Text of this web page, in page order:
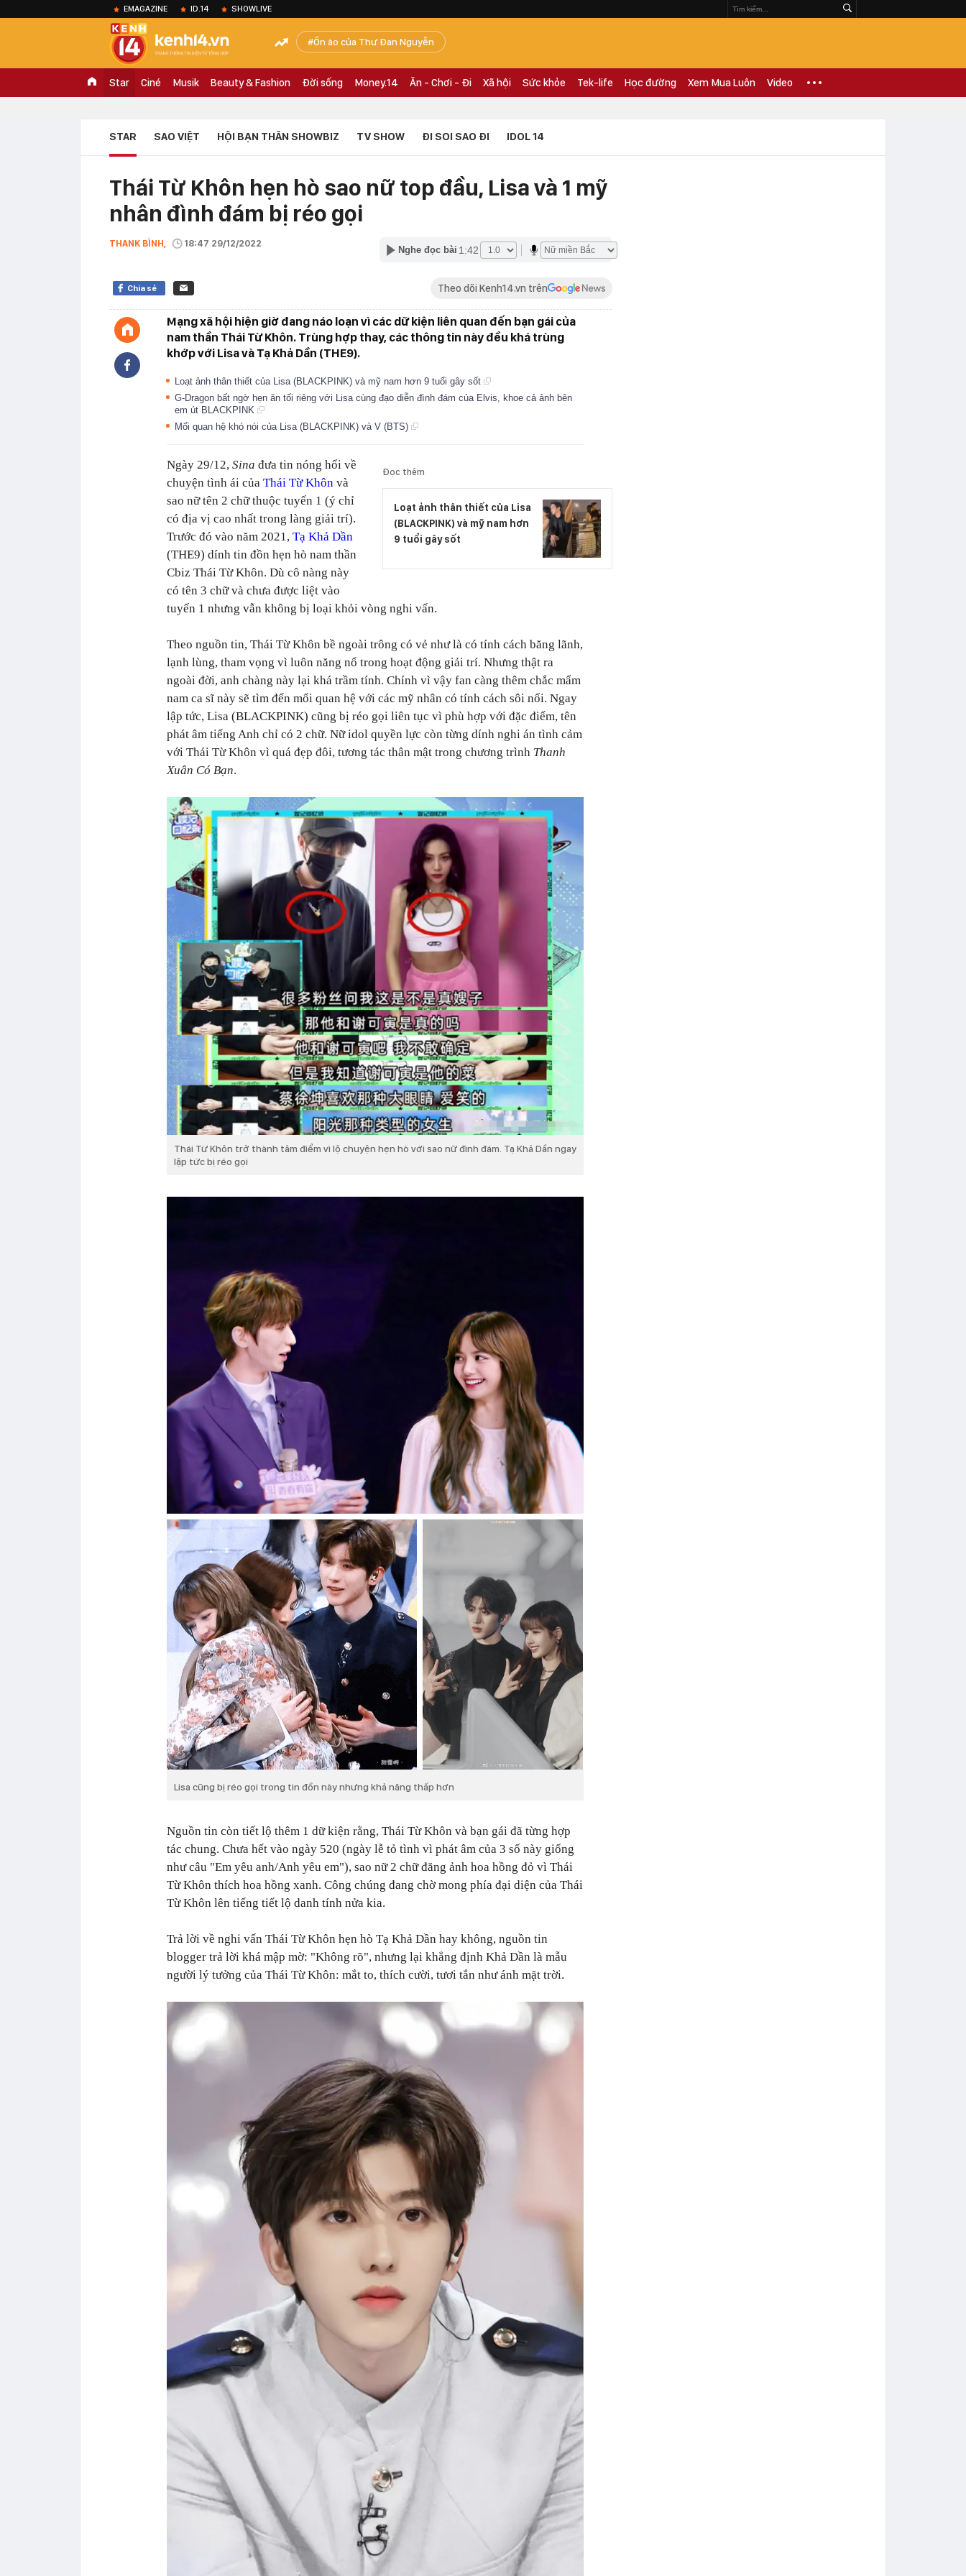
EMAGAZINE ID.14 SHOWLIVE
Ồn ào của Thư Đan Nguyễn
Star Ciné Musik Beauty & Fashion Đời sống Money.14 Ăn - Chơi - Đi Xã hội Sức khỏe Tek-life Học đường Xem Mua Luôn Video
STAR SAO VIỆT HỘI BẠN THÂN SHOWBIZ TV SHOW ĐI SOI SAO ĐI IDOL 14
Thái Từ Khôn hẹn hò sao nữ top đầu, Lisa và 1 mỹ
nhân đình đám bị réo gọi
THANK BÌNH, 18:47 29/12/2022
Nghe đọc bài 1:42
Chia sẻ Theo dõi Kenh14.vn trên
Mạng xã hội hiện giờ đang náo loạn vì các dữ kiện liên quan đến bạn gái của
nam thần Thái Từ Khôn. Trùng hợp thay, các thông tin này đều khá trùng
khớp với Lisa và Tạ Khả Dần (THE9).
Loạt ảnh thân thiết của Lisa (BLACKPINK) và mỹ nam hơn 9 tuổi gây sốt
G-Dragon bất ngờ hẹn ăn tối riêng với Lisa cùng đạo diễn đình đám của Elvis, khoe cả ảnh bên
em út BLACKPINK
Mối quan hệ khó nói của Lisa (BLACKPINK) và V (BTS)
Đọc thêm
Loạt ảnh thân thiết của Lisa
(BLACKPINK) và mỹ nam hơn
9 tuổi gây sốt
Ngày 29/12, Sina đưa tin nóng hổi về
chuyện tình ái của Thái Từ Khôn và
sao nữ tên 2 chữ thuộc tuyến 1 (ý chỉ
có địa vị cao nhất trong làng giải trí).
Trước đó vào năm 2021, Tạ Khả Dần
(THE9) dính tin đồn hẹn hò nam thần
Cbiz Thái Từ Khôn. Dù cô nàng này
có tên 3 chữ và chưa được liệt vào
tuyến 1 nhưng vẫn không bị loại khỏi vòng nghi vấn.
Theo nguồn tin, Thái Từ Khôn bề ngoài trông có vẻ như là có tính cách băng lãnh,
lạnh lùng, tham vọng vì luôn năng nổ trong hoạt động giải trí. Nhưng thật ra
ngoài đời, anh chàng này lại khá trầm tính. Chính vì vậy fan càng thêm chắc mẩm
nam ca sĩ này sẽ tìm đến mối quan hệ với các mỹ nhân có tính cách sôi nổi. Ngay
lập tức, Lisa (BLACKPINK) cũng bị réo gọi liên tục vì phù hợp với đặc điểm, tên
phát âm tiếng Anh chỉ có 2 chữ. Nữ idol quyền lực còn từng dính nghi án tình cảm
với Thái Từ Khôn vì quá đẹp đôi, tương tác thân mật trong chương trình Thanh
Xuân Có Bạn.
Thái Từ Khôn trở thành tâm điểm vì lộ chuyện hẹn hò với sao nữ đình đám. Tạ Khả Dần ngay
lập tức bị réo gọi
Lisa cũng bị réo gọi trong tin đồn này nhưng khả năng thấp hơn
Nguồn tin còn tiết lộ thêm 1 dữ kiện rằng, Thái Từ Khôn và bạn gái đã từng hợp
tác chung. Chưa hết vào ngày 520 (ngày lễ tỏ tình vì phát âm của 3 số này giống
như câu "Em yêu anh/Anh yêu em"), sao nữ 2 chữ đăng ảnh hoa hồng đỏ vì Thái
Từ Khôn thích hoa hồng xanh. Công chúng đang chờ mong phía đại diện của Thái
Từ Khôn lên tiếng tiết lộ danh tính nửa kia.
Trả lời về nghi vấn Thái Từ Khôn hẹn hò Tạ Khả Dần hay không, nguồn tin
blogger trả lời khá mập mờ: "Không rõ", nhưng lại khẳng định Khả Dần là mẫu
người lý tưởng của Thái Từ Khôn: mắt to, thích cười, tươi tắn như ánh mặt trời.